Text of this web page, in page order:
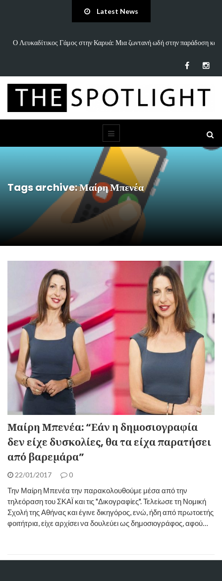
Latest News
στην Καρυά: Μια ζωντανή ωδή στην παράδοση και «Άννα Είσαι Καλά;»:
Tags archive: Μαίρη Μπενέα
Μαίρη Μπενέα: “Εάν η δημοσιογραφία
δεν είχε δυσκολίες, θα τα είχα παρατήσει
από βαρεμάρα”
22/01/2017 0
Την Μαίρη Μπενέα την παρακολουθούμε μέσα από την
τηλεόραση του ΣΚΑΪ και τις "Δικογραφίες". Τελείωσε τη Νομική
Σχολή της Αθήνας και έγινε δικηγόρος, ενώ, ήδη από πρωτοετής
φοιτήτρια, είχε αρχίσει να δουλεύει ως δημοσιογράφος, αφού…